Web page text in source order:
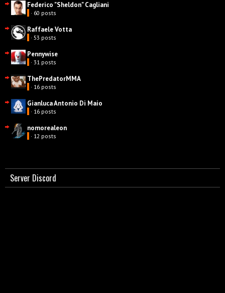
Federico "Sheldon" Cagliani
· 60 posts
Raffaele Votta
· 53 posts
Pennywise
· 31 posts
ThePredatorMMA
· 16 posts
Gianluca Antonio Di Maio
· 16 posts
nomorealeon
· 12 posts
Server Discord